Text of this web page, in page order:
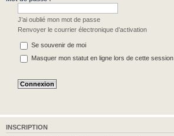
J’ai oublié mon mot de passe
Renvoyer le courrier électronique d’activation
Se souvenir de moi
Masquer mon statut en ligne lors de cette session
INSCRIPTION